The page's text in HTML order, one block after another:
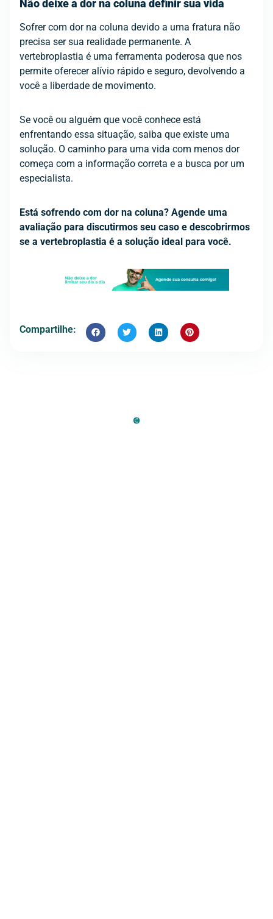
Não deixe a dor na coluna definir sua vida
Sofrer com dor na coluna devido a uma fratura não
precisa ser sua realidade permanente. A
vertebroplastia é uma ferramenta poderosa que nos
permite oferecer alívio rápido e seguro, devolvendo a
você a liberdade de movimento.
Se você ou alguém que você conhece está
enfrentando essa situação, saiba que existe uma
solução. O caminho para uma vida com menos dor
começa com a informação correta e a busca por um
especialista.
Está sofrendo com dor na coluna? Agende uma
avaliação para discutirmos seu caso e descobrirmos
se a vertebroplastia é a solução ideal para você.
Compartilhe: